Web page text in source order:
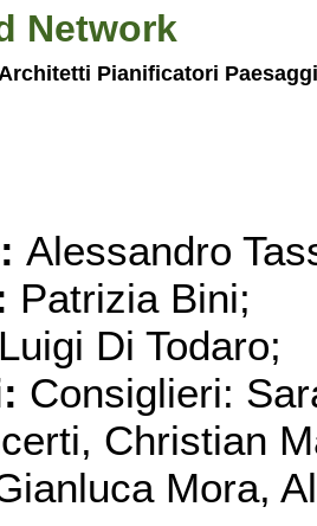
Pianificatori
Alessandro
Patrizia Bini;
Luigi Di Todaro;
Consiglieri:
Christian
Mora,